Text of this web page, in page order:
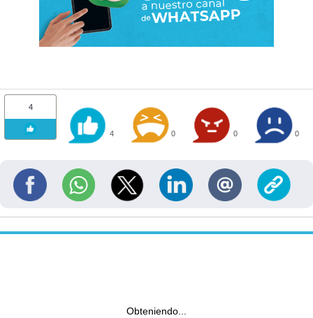
4
4 0 0 0
Obteniendo...